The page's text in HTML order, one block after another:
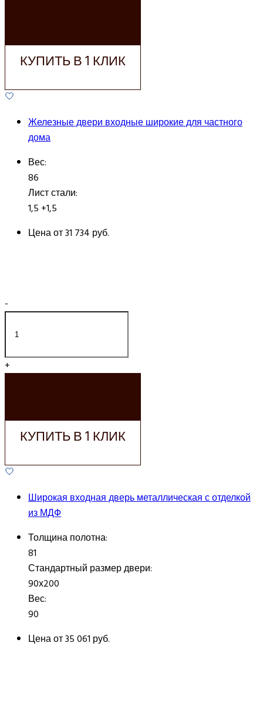
КУПИТЬ В 1 КЛИК
Железные двери входные широкие для частного
дома
Вес:
86
Лист стали:
1,5 +1,5
Цена от31 734 руб.
-
+
КУПИТЬ В 1 КЛИК
Широкая входная дверь металлическая с отделкой
из МДФ
Толщина полотна:
81
Стандартный размер двери:
90х200
Вес:
90
Цена от35 061 руб.